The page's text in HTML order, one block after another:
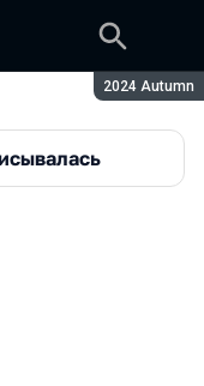
Сезон:
2024 Autumn